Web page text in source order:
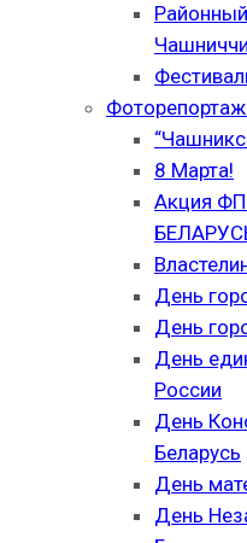
8 Марта!
Акция
День
День
День
России
День
Беларусь
День
День